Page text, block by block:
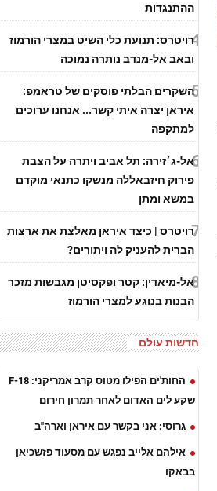
ההתנגדות
4רויטרס: תנועת כלי השיט במצרי הורמוז
ובאב אל-מנדב נותרה נמוכה
5השקרים הבלתי פוסקים של טראמפ:
איראן יצרה איתי קשר... אנחנו ערוכים
למתקפה
6אל-ג׳זירה: תל אביב ויתרה על הצבת
פירוק חיזבאללה מנשקו כתנאי מוקדם
במשא ומתן
7רויטרס | כיצד איראן מאלצת את ארצות
הברית להעניק לה ויתורים?
8אל-מיאדין: קטר ופקסיטן מגבשות מזכר
הבנות בנוגע למצרי הורמוז
חדשות עולם
החות'ים הפילו מטוס קרב אמריקני: F-18
שקע לים האדום לאחר תמרון חירום
גרוסי: אני בקשר עם איראן וארה"ב
אילהם אלייב נפגש עם מסעוד פזשכיאן
בבאקו